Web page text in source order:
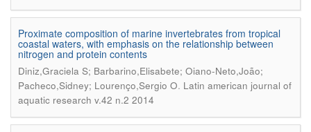
Proximate composition of marine invertebrates from tropical
coastal waters, with emphasis on the relationship between
nitrogen and protein contents
Diniz,Graciela S; Barbarino,Elisabete; Oiano-Neto,João;
Pacheco,Sidney; Lourenço,Sergio O. Latin american journal of
aquatic research v.42 n.2 2014